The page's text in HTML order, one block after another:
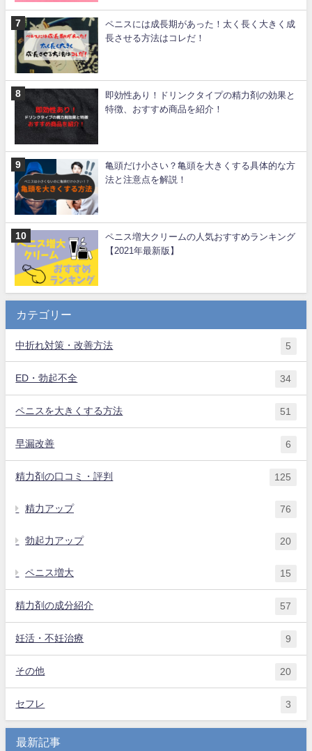
ペニスには成長期があった！太く長く大きく成
長させる方法はコレだ！
即効性あり！ドリンクタイプの精力剤の効果と
特徴、おすすめ商品を紹介！
亀頭だけ小さい？亀頭を大きくする具体的な方
法と注意点を解説！
ペニス増大クリームの人気おすすめランキング
【2021年最新版】
カテゴリー
中折れ対策・改善方法 5
ED・勃起不全 34
ペニスを大きくする方法 51
早漏改善 6
精力剤の口コミ・評判 125
精力アップ 76
勃起力アップ 20
ペニス増大 15
精力剤の成分紹介 57
妊活・不妊治療 9
その他 20
セフレ 3
最新記事